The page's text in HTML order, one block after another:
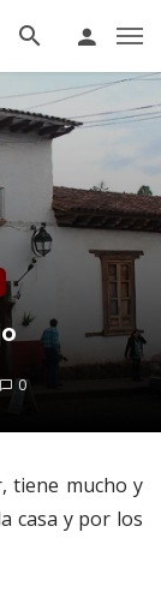
0
tiene mucho y
casa y por los